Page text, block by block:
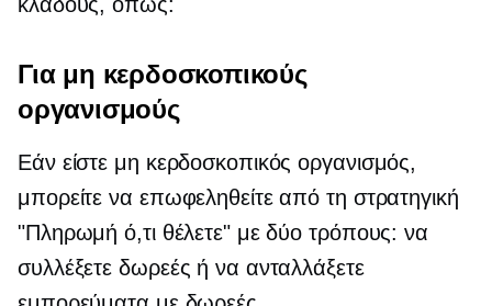
Για μη κερδοσκοπικούς
οργανισμούς
Εάν είστε μη κερδοσκοπικός οργανισμός,
μπορείτε να επωφεληθείτε από τη στρατηγική
"Πληρωμή ό,τι θέλετε" με δύο τρόπους: να
συλλέξετε δωρεές ή να ανταλλάξετε